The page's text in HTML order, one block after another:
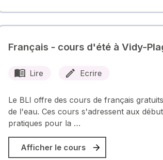
Français - cours d'été à Vidy-
Lire Ecrire
Le BLI offre des cours de français
de l'eau. Ces cours s'adressent aux
pratiques pour la …
Afficher le cours